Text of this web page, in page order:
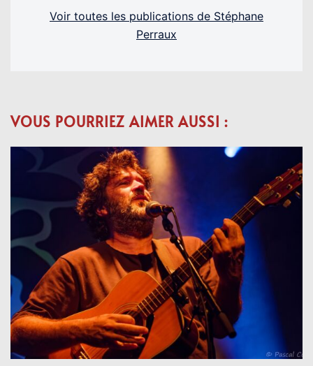
Voir toutes les publications de Stéphane
Perraux
VOUS POURRIEZ AIMER AUSSI :